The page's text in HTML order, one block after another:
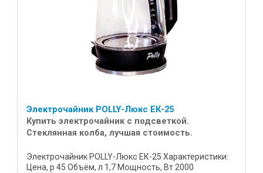
Электрочайник POLLY-Люкс ЕК-25
Купить электрочайник с подсветкой.
Стеклянная колба, лучшая стоимость.
Электрочайник POLLY-Люкс ЕК-25 Характеристики:
Цена, р 45 Объём, л 1,7 Мощность, Вт 2000